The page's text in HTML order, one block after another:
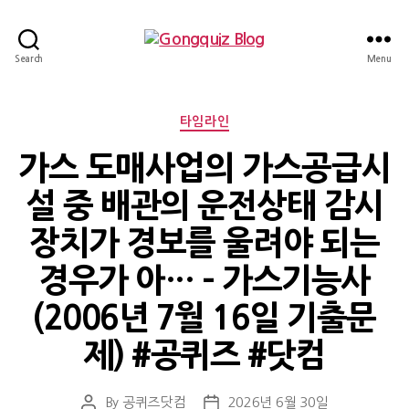
Search Menu
Categories
타임라인
가스 도매사업의 가스공급시
설 중 배관의 운전상태 감시
장치가 경보를 울려야 되는
경우가 아… – 가스기능사
(2006년 7월 16일 기출문
제) #공퀴즈 #닷컴
PostBy 공퀴즈닷컴
Post2026년 6월 30일